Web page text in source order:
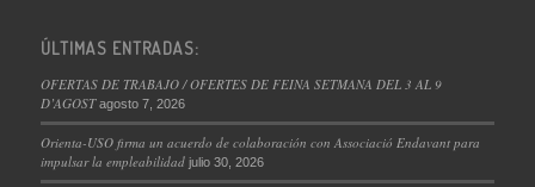
ÚLTIMAS ENTRADAS:
OFERTAS DE TRABAJO / OFERTES DE FEINA SETMANA DEL 3 AL 9
D’AGOST agosto 7, 2026
Orienta-USO firma un acuerdo de colaboración con Associació Endavant para
impulsar la empleabilidad julio 30, 2026